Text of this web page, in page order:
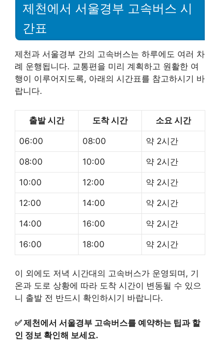
제천에서 서울경부 고속버스 시
간표
제천과 서울경부 간의 고속버스는 하루에도 여러 차
례 운행됩니다. 교통편을 미리 계획하고 원활한 여
행이 이루어지도록, 아래의 시간표를 참고하시기 바
랍니다.
출발 시간 도착 시간 소요 시간
06:00 08:00 약 2시간
08:00 10:00 약 2시간
10:00 12:00 약 2시간
12:00 14:00 약 2시간
14:00 16:00 약 2시간
16:00 18:00 약 2시간
이 외에도 저녁 시간대의 고속버스가 운영되며, 기
온과 도로 상황에 따라 도착 시간이 변동될 수 있으
니 출발 전 반드시 확인하시기 바랍니다.
✅제천에서 서울경부 고속버스를 예약하는 팁과 할
인 정보 확인해 보세요.